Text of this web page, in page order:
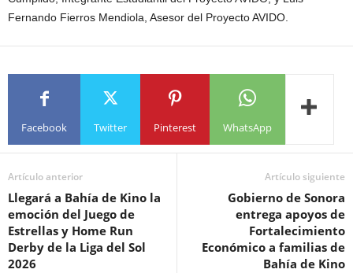
Fernando Fierros Mendiola, Asesor del Proyecto AVIDO.
Facebook Twitter Pinterest WhatsApp
Artículo anterior
Llegará a Bahía de Kino la
emoción del Juego de
Estrellas y Home Run
Derby de la Liga del Sol
2026
Artículo siguiente
Gobierno de Sonora
entrega apoyos de
Fortalecimiento
Económico a familias de
Bahía de Kino